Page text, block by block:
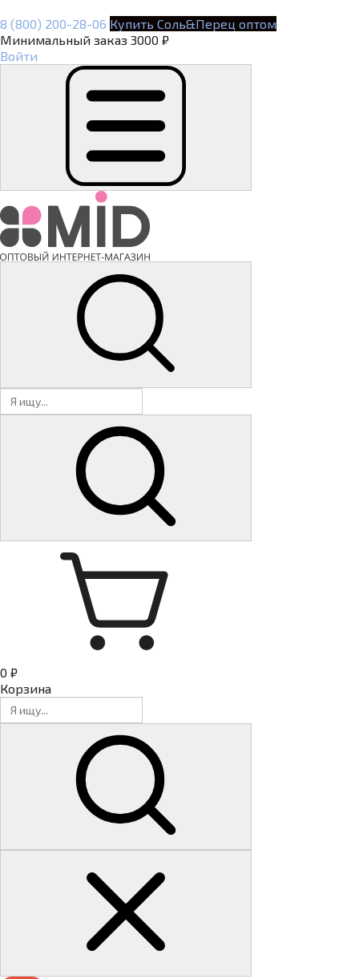
8 (800) 200-28-06 Купить Соль&Перец оптом
Минимальный заказ 3000 ₽
Войти
0 ₽
Корзина